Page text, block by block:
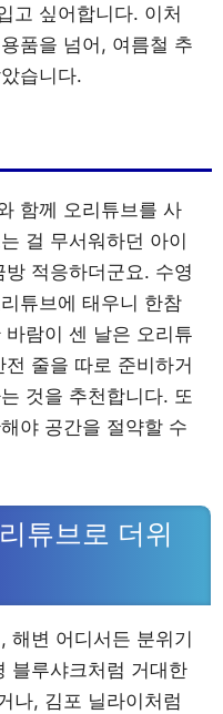
고 싶어합니다. 이처
품을 넘어, 여름철 추
습니다.
함께 오리튜브를 사
걸 무서워하던 아이
적응하더군요. 수영
튜브에 태우니 한참
람이 센 날은 오리튜
줄을 따로 준비하거
것을 추천합니다. 또
야 공간을 절약할 수
튜브로 더위
해변 어디서든 분위기
블루샤크처럼 거대한
나, 김포 닐라이처럼